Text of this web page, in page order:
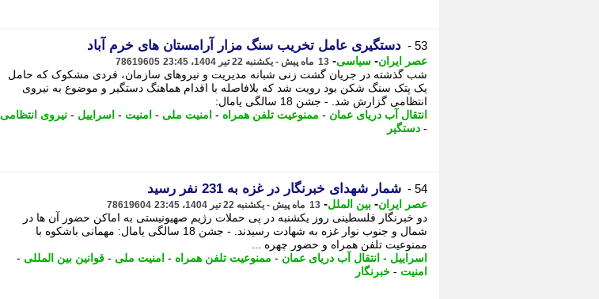
53 - دستگیری عامل تخریب سنگ مزار آرامستان های خرم آباد
عصر ایران- سیاسی- 13 ماه پیش - یکشنبه 22 تیر 1404، 23:45 78619605
شب گذشته در جریان گشت زنی شبانه مدیریت و نیروهای سازمان، فردی مشکوک که حامل
یک پتک سنگ شکن بود رویت شد که بلافاصله با اقدام هماهنگ دستگیر و موضوع به نیروی
انتظامی گزارش شد. - جشن 18 سالگی یامال:
انتقال آب دریای عمان - ممنوعیت تلفن همراه - امنیت ملی - امنیت - اسراییل - نیروی انتظامی
- دستگیر
54 - شمار شهدای خبرنگار در غزه به 231 نفر رسید
عصر ایران- بین الملل- 13 ماه پیش - یکشنبه 22 تیر 1404، 23:45 78619604
دو خبرنگار فلسطینی روز یکشنبه در پی حملات رژیم صهیونیستی به اماکن حضور آن ها در
شمال و جنوب نوار غزه به شهادت رسیدند. - جشن 18 سالگی یامال: مهمانی باشکوه با
ممنوعیت تلفن همراه و حضور چهره ...
اسراییل - انتقال آب دریای عمان - ممنوعیت تلفن همراه - امنیت ملی - قوانین بین المللی -
امنیت - خبرنگار